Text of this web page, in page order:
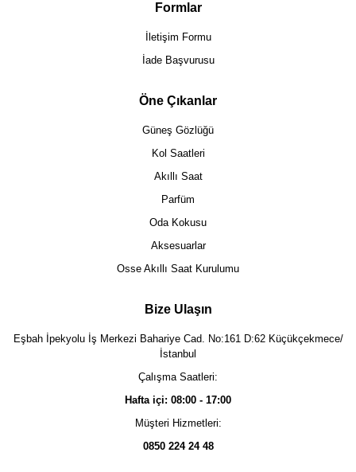
Formlar
İletişim Formu
İade Başvurusu
Öne Çıkanlar
Güneş Gözlüğü
Kol Saatleri
Akıllı Saat
Parfüm
Oda Kokusu
Aksesuarlar
Osse Akıllı Saat Kurulumu
Bize Ulaşın
Eşbah İpekyolu İş Merkezi Bahariye Cad. No:161 D:62 Küçükçekmece/
İstanbul
Çalışma Saatleri:
Hafta içi: 08:00 - 17:00
Müşteri Hizmetleri:
0850 224 24 48